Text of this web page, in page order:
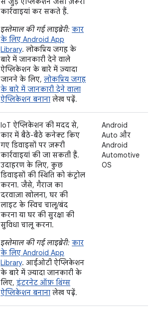
कार्रवाइयां कर सकते हैं.
इस्तेमाल की गई लाइब्रेरी: कार
के लिए Android App
Library. लोकप्रिय जगह के
बारे में जानकारी देने वाले
ऐप्लिकेशन के बारे में ज़्यादा
जानने के लिए, लोकप्रिय जगह
के बारे में जानकारी देने वाला
ऐप्लिकेशन बनाना लेख पढ़ें.
IoT ऐप्लिकेशन की मदद से,
कार में बैठे-बैठे कनेक्ट किए
गए डिवाइसों पर ज़रूरी
कार्रवाइयां की जा सकती हैं.
उदाहरण के लिए, कुछ
डिवाइसों की स्थिति को कंट्रोल
करना. जैसे, गैराज का
दरवाज़ा खोलना, घर की
लाइट के स्विच चालू/बंद
करना या घर की सुरक्षा की
सुविधा चालू करना.
इस्तेमाल की गई लाइब्रेरी: कार
के लिए Android App
Library. आईओटी ऐप्लिकेशन
के बारे में ज़्यादा जानकारी के
लिए, इंटरनेट ऑफ़ थिंग्स
ऐप्लिकेशन बनाना लेख पढ़ें.
Android
Auto और
Android
Automotive
OS